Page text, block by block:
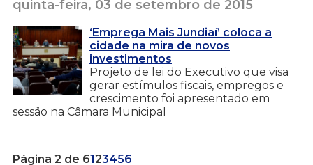
quinta-feira, 03 de setembro de 2015
‘Emprega Mais Jundiaí’ coloca a
cidade na mira de novos
investimentos
Projeto de lei do Executivo que visa
gerar estímulos fiscais, empregos e
crescimento foi apresentado em
sessão na Câmara Municipal
Página 2 de 6123456